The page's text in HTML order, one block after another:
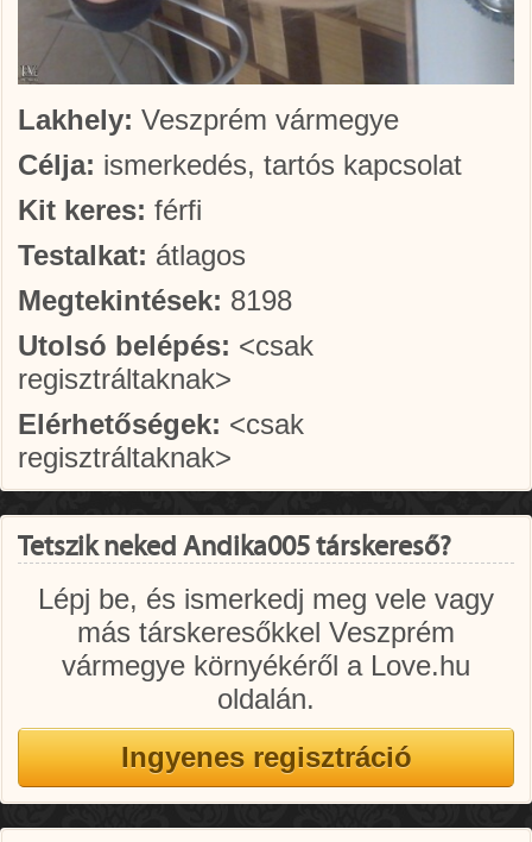
Lakhely: Veszprém vármegye
Célja: ismerkedés, tartós kapcsolat
Kit keres: férfi
Testalkat: átlagos
Megtekintések: 8198
Utolsó belépés: <csak
regisztráltaknak>
Elérhetőségek: <csak
regisztráltaknak>
Tetszik neked Andika005 társkereső?
Lépj be, és ismerkedj meg vele vagy
más társkeresőkkel Veszprém
vármegye környékéről a Love.hu
oldalán.